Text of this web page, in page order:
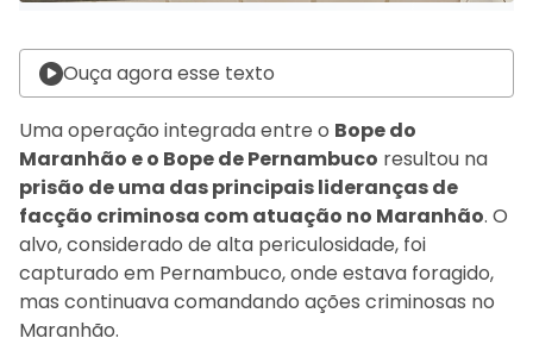
Ouça agora esse texto
Uma operação integrada entre o Bope do
Maranhão e o Bope de Pernambuco resultou na
prisão de uma das principais lideranças de
facção criminosa com atuação no Maranhão. O
alvo, considerado de alta periculosidade, foi
capturado em Pernambuco, onde estava foragido,
mas continuava comandando ações criminosas no
Maranhão.